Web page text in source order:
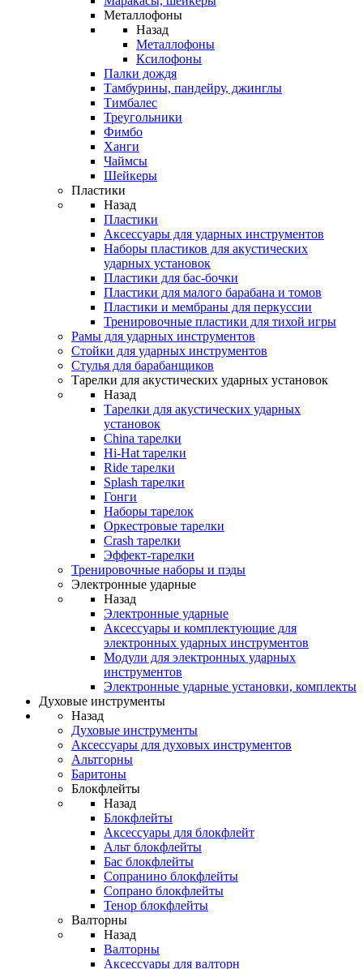
Металлофоны
Назад
Металлофоны
Ксилофоны
Палки дождя
Тамбурины, пандейру, джинглы
Тимбалес
Треугольники
Фимбо
Ханги
Чаймсы
Шейкеры
Пластики
Назад
Пластики
Аксессуары для ударных инструментов
Наборы пластиков для акустических
ударных установок
Пластики для бас-бочки
Пластики для малого барабана и томов
Пластики и мембраны для перкуссии
Тренировочные пластики для тихой игры
Рамы для ударных инструментов
Стойки для ударных инструментов
Стулья для барабанщиков
Тарелки для акустических ударных установок
Назад
Тарелки для акустических ударных
установок
China тарелки
Hi-Hat тарелки
Ride тарелки
Splash тарелки
Гонги
Наборы тарелок
Оркестровые тарелки
Сrash тарелки
Эффект-тарелки
Тренировочные наборы и пэды
Электронные ударные
Назад
Электронные ударные
Аксессуары и комплектующие для
электронных ударных инструментов
Модули для электронных ударных
инструментов
Электронные ударные установки, комплекты
Духовые инструменты
Назад
Духовые инструменты
Аксессуары для духовых инструментов
Альтгорны
Баритоны
Блокфлейты
Назад
Блокфлейты
Аксессуары для блокфлейт
Альт блокфлейты
Бас блокфлейты
Сопранино блокфлейты
Сопрано блокфлейты
Тенор блокфлейты
Валторны
Назад
Валторны
Аксессуары для валторн